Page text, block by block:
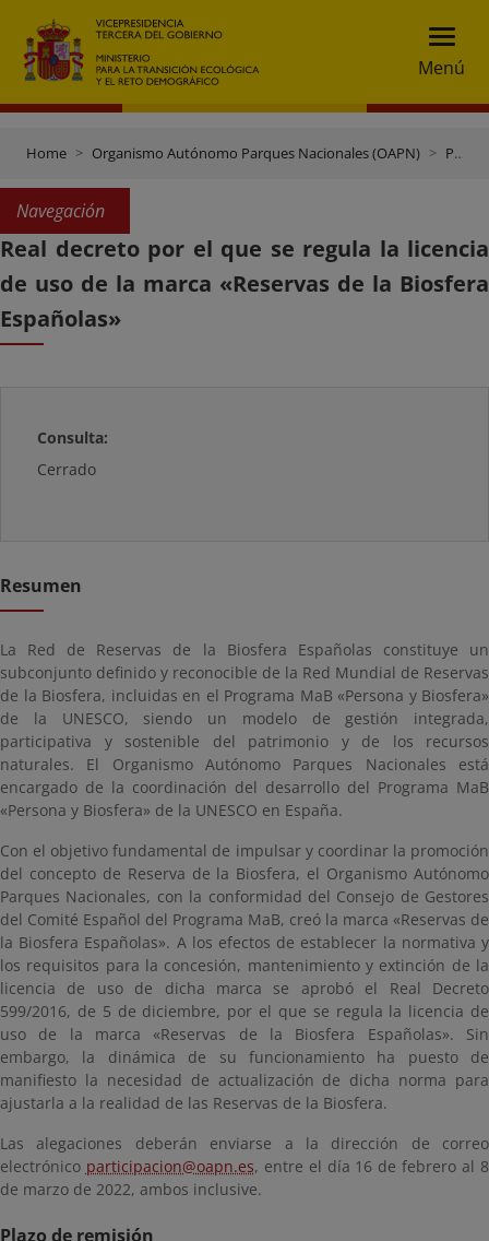
Menú
Home Organismo Autónomo Parques Nacionales (OAPN) Participación pública
Navegación
Real decreto por el que se regula la licencia
de uso de la marca «Reservas de la Biosfera
Españolas»
Consulta:
Cerrado
Resumen
La Red de Reservas de la Biosfera Españolas constituye un
subconjunto definido y reconocible de la Red Mundial de Reservas
de la Biosfera, incluidas en el Programa MaB «Persona y Biosfera»
de la UNESCO, siendo un modelo de gestión integrada,
participativa y sostenible del patrimonio y de los recursos
naturales. El Organismo Autónomo Parques Nacionales está
encargado de la coordinación del desarrollo del Programa MaB
«Persona y Biosfera» de la UNESCO en España.
Con el objetivo fundamental de impulsar y coordinar la promoción
del concepto de Reserva de la Biosfera, el Organismo Autónomo
Parques Nacionales, con la conformidad del Consejo de Gestores
del Comité Español del Programa MaB, creó la marca «Reservas de
la Biosfera Españolas». A los efectos de establecer la normativa y
los requisitos para la concesión, mantenimiento y extinción de la
licencia de uso de dicha marca se aprobó el Real Decreto
599/2016, de 5 de diciembre, por el que se regula la licencia de
uso de la marca «Reservas de la Biosfera Españolas». Sin
embargo, la dinámica de su funcionamiento ha puesto de
manifiesto la necesidad de actualización de dicha norma para
ajustarla a la realidad de las Reservas de la Biosfera.
Las alegaciones deberán enviarse a la dirección de correo
electrónico participacion@oapn.es, entre el día 16 de febrero al 8
de marzo de 2022, ambos inclusive.
Plazo de remisión